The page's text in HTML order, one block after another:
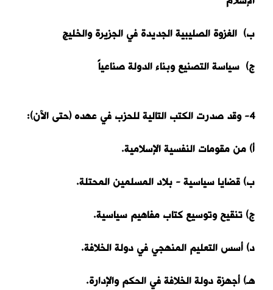
ب) الغزوة الصليبية الجديدة في الجزيرة والخليج
ج) سياسة التصنيع وبناء الدولة صناعياً
4- وقد صدرت الكتب التالية للحزب في عهده (حتى الآن):
أ) من مقومات النفسية الإسلامية.
ب) قضايا سياسية - بلاد المسلمين المحتلة.
ج) تنقيح وتوسيع كتاب مفاهيم سياسية.
د) أسس التعليم المنهجي في دولة الخلافة.
هـ) أجهزة دولة الخلافة في الحكم والإدارة.